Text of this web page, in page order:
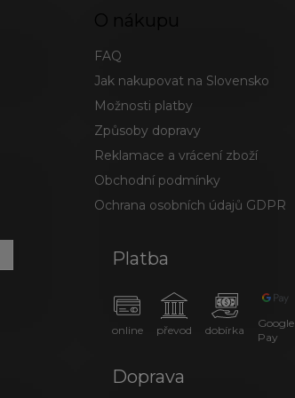
FAQ
Jak nakupovat na Slovensko
Možnosti platby
Způsoby dopravy
Reklamace a vrácení zboží
Obchodní podmínky
Ochrana osobních údajů GDPR
Platba
online převod dobírka
Google
Pay
Doprava